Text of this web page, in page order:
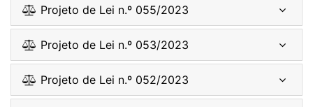
Projeto de Lei n.º 055/2023
Projeto de Lei n.º 053/2023
Projeto de Lei n.º 052/2023